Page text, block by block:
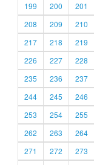
199
200 201
208
209 210
217
218 219
226
227 228
235
236 237
244
245 246
253
254 255
262
263 264
271
272 273